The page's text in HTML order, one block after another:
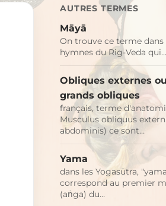
AUTRES TERMES
Māyā
On trouve ce terme dans
hymnes du Rig-Veda qui…
Obliques externes ou
grands obliques
français, terme
Musculus obliquus
abdominis) ce sont…
Yama
dans les Yogasūtra,
correspond au premier
(aṅga) du…